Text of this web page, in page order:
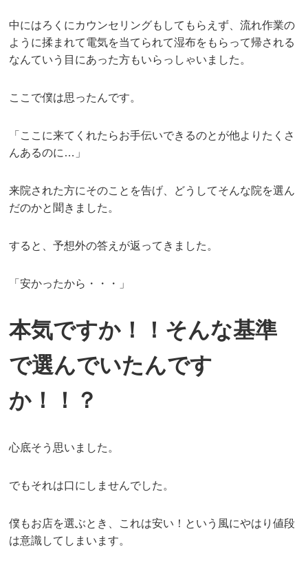
中にはろくにカウンセリングもしてもらえず、流れ作業の
ように揉まれて電気を当てられて湿布をもらって帰される
なんていう目にあった方もいらっしゃいました。
ここで僕は思ったんです。
「ここに来てくれたらお手伝いできるのとが他よりたくさ
んあるのに…」
来院された方にそのことを告げ、どうしてそんな院を選ん
だのかと聞きました。
すると、予想外の答えが返ってきました。
「安かったから・・・」
本気ですか！！そんな基準
で選んでいたんです
か！！？
心底そう思いました。
でもそれは口にしませんでした。
僕もお店を選ぶとき、これは安い！という風にやはり値段
は意識してしまいます。